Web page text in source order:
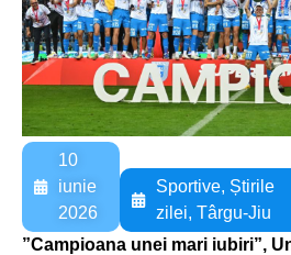
10
iunie
2026
Sportive, Știrile
zilei, Târgu-Jiu
”Campioana unei mari iubiri”,